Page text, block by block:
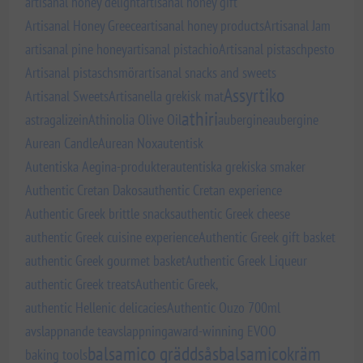
Artisanal Honey Greeceartisanal honey productsArtisanal Jam
artisanal pine honeyartisanal pistachioArtisanal pistaschpesto
Artisanal pistaschsmörartisanal snacks and sweets
Artisanal SweetsArtisanella grekisk matAssyrtiko
astragalizeinAthinolia Olive Oilathiriaubergineaubergine
Aurean CandleAurean Noxautentisk
Autentiska Aegina-produkterautentiska grekiska smaker
Authentic Cretan Dakosauthentic Cretan experience
Authentic Greek brittle snacksauthentic Greek cheese
authentic Greek cuisine experienceAuthentic Greek gift basket
authentic Greek gourmet basketAuthentic Greek Liqueur
authentic Greek treatsAuthentic Greek,
authentic Hellenic delicaciesAuthentic Ouzo 700ml
avslappnande teavslappningaward-winning EVOO
baking toolsbalsamico gräddsåsbalsamicokräm